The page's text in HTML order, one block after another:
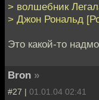
> волшебник
> Джон Рональд
Это какой-то
Bron »
#27 | 01.01.04 02:41